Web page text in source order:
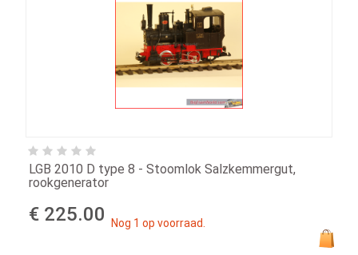
LGB 2010 D type 8 - Stoomlok Salzkemmergut,
rookgenerator
€ 225.00 Nog 1 op voorraad.